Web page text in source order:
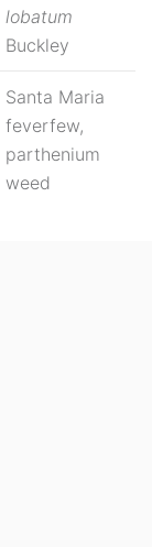
lobatum
Buckley
Santa Maria
feverfew,
parthenium
weed